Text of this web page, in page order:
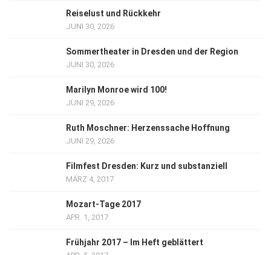
Reiselust und Rückkehr
JUNI 30, 2026
Sommertheater in Dresden und der Region
JUNI 30, 2026
Marilyn Monroe wird 100!
JUNI 29, 2026
Ruth Moschner: Herzenssache Hoffnung
JUNI 29, 2026
Filmfest Dresden: Kurz und substanziell
MÄRZ 4, 2017
Mozart-Tage 2017
APR. 1, 2017
Frühjahr 2017 – Im Heft geblättert